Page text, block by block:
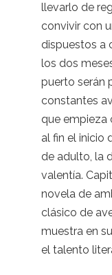
llevarlo de
convivir con
dispuestos a
los dos
puerto serán
constantes
que empieza
al fin el inicio
de adulto, la
valentía.
novela de
clásico de
muestra en
el talento